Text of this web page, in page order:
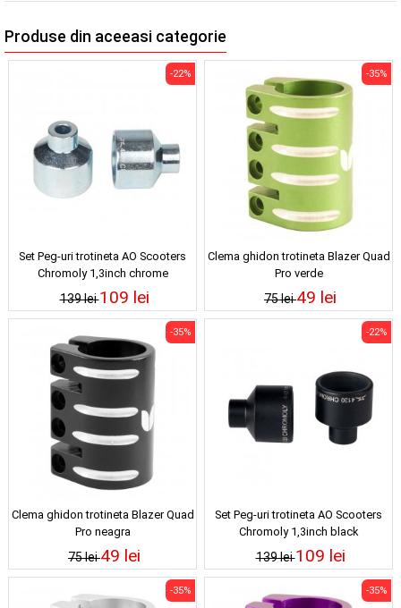
Produse din aceeasi categorie
Set Peg-uri trotineta AO Scooters
Chromoly 1,3inch chrome
139 lei
-22%
109 lei
Clema ghidon trotineta Blazer Quad
Pro verde
75 lei
-35%
49 lei
Clema ghidon trotineta Blazer Quad
Pro neagra
75 lei
-35%
49 lei
Set Peg-uri trotineta AO Scooters
Chromoly 1,3inch black
139 lei
-22%
109 lei
-35% -35%